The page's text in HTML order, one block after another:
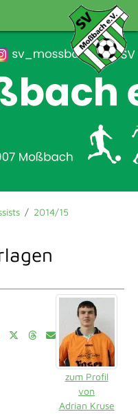
2014/15
zum Profil
von
Adrian Kruse